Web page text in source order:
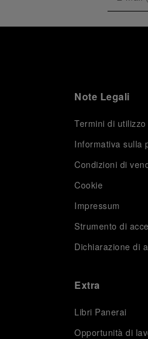
Note Legali
Termini di utilizzo
Informativa sulla
Condizioni di
Cookie
Impressum
Strumento di
Dichiarazione di
Extra
Libri Panerai
Opportunità di